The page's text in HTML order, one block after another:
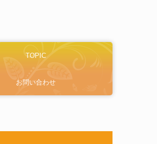
TOPIC
お問い合わせ